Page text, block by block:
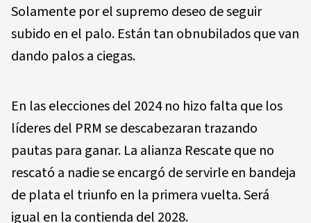
Solamente por el supremo deseo de seguir
subido en el palo. Están tan obnubilados que van
dando palos a ciegas.
En las elecciones del 2024 no hizo falta que los
líderes del PRM se descabezaran trazando
pautas para ganar. La alianza Rescate que no
rescató a nadie se encargó de servirle en bandeja
de plata el triunfo en la primera vuelta. Será
igual en la contienda del 2028.